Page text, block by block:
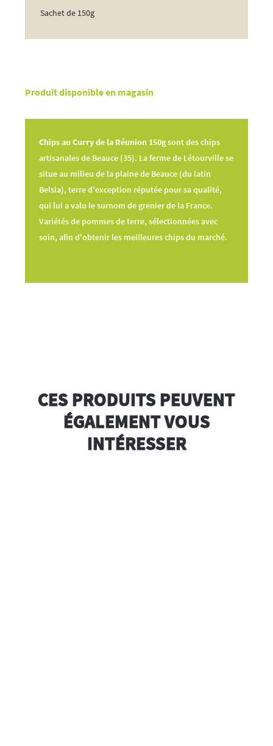
Produit disponible en magasin
Chips au Curry de la Réunion 150gsont des chips
artisanales de Beauce (35). La ferme de Létourville se
situe au milieu de la plaine de Beauce (du latin
Belsia), terre d'exception réputée pour sa qualité,
qui lui a valu le surnom de grenier de la France.
Variétés de pommes de terre, sélectionnées avec
soin, afin d'obtenir les meilleures chips du marché.
Sachet de 150g
CES PRODUITS PEUVENT
ÉGALEMENT VOUS
INTÉRESSER